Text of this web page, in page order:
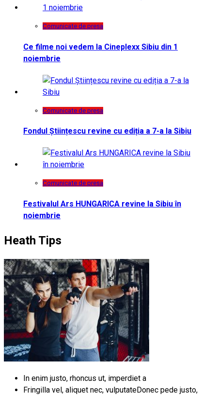
Comunicate de presa
Ce filme noi vedem la Cineplexx Sibiu din 1
noiembrie
Comunicate de presa
Fondul Științescu revine cu ediția a 7-a la Sibiu
Comunicate de presa
Festivalul Ars HUNGARICA revine la Sibiu în
noiembrie
Heath Tips
In enim justo, rhoncus ut, imperdiet a
Fringilla vel, aliquet nec, vulputateDonec pede justo,